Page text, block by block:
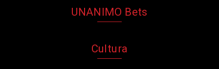
UNANIMO Bets
Cultura